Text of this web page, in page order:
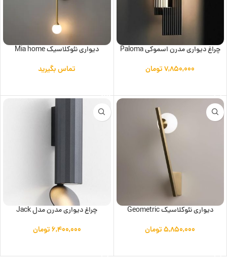
چراغ دیواری مدرن اسموکی Paloma
۷,۸۵۰,۰۰۰تومان
دیواری نئوکلاسیک Mia home
تماس بگیرید
دیواری نئوکلاسیک Geometric
۵,۸۵۰,۰۰۰تومان
چراغ دیواری مدرن مدل Jack
۶,۴۰۰,۰۰۰تومان